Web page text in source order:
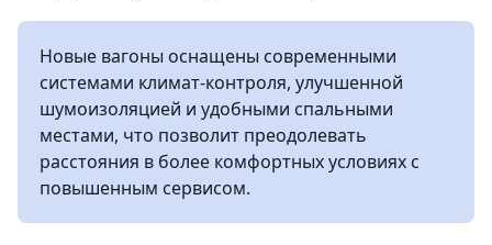
Новые вагоны оснащены современными
системами климат-контроля, улучшенной
шумоизоляцией и удобными спальными
местами, что позволит преодолевать
расстояния в более комфортных условиях с
повышенным сервисом.